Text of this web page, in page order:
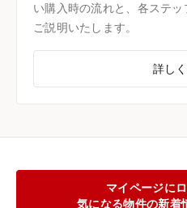
い購入時の流れと、各ステ
ご説明いたします。
詳し
マイページに
気になる物件の新着